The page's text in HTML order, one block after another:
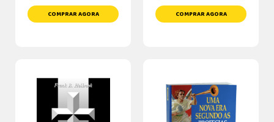
COMPRAR AGORA COMPRAR AGORA